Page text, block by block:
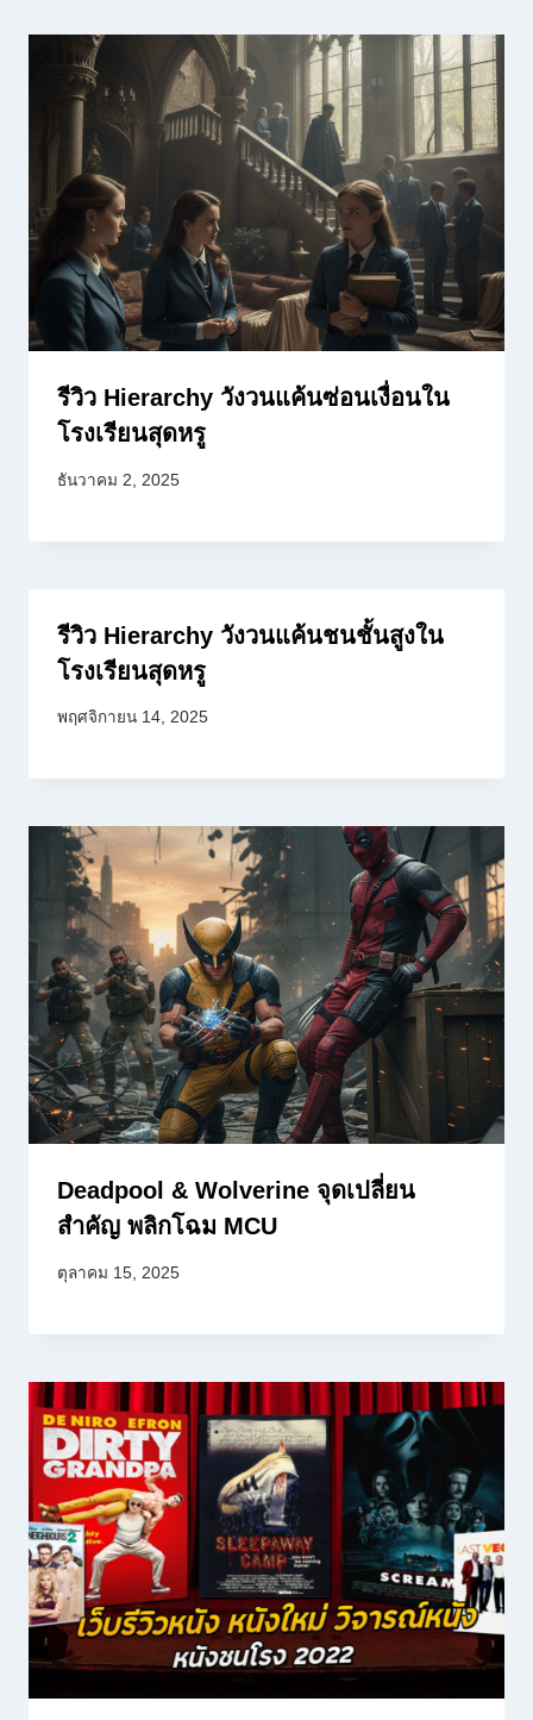
รีวิว Hierarchy วังวนแค้นซ่อนเงื่อนใน
โรงเรียนสุดหรู
ธันวาคม 2, 2025
รีวิว Hierarchy วังวนแค้นชนชั้นสูงใน
โรงเรียนสุดหรู
พฤศจิกายน 14, 2025
Deadpool & Wolverine จุดเปลี่ยน
สำคัญ พลิกโฉม MCU
ตุลาคม 15, 2025